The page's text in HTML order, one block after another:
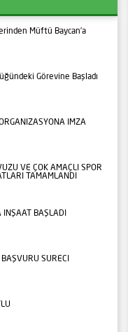
Müftü Baycan’a
Görevine Başladı
İMZA
VE ÇOK AMAÇLI SPOR
TAMAMLANDI
İNŞAAT BAŞLADI
BAŞVURU SÜRECİ